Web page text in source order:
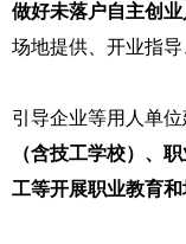
做好未落户自主创
场地提供、开业指导
引导企业等用人单位
（含技工学校）、
工等开展职业教育和